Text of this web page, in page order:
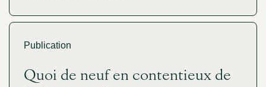
Publication
Quoi de neuf en contentieux de